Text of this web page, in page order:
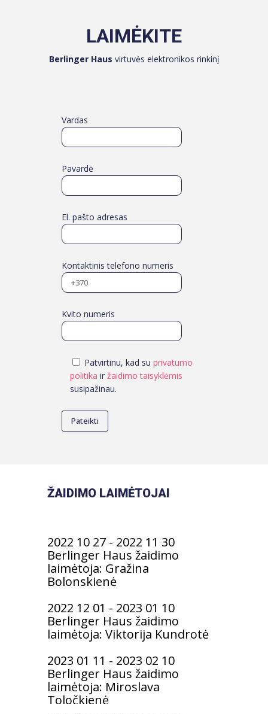
LAIMĖKITE
Berlinger Haus virtuvės elektronikos rinkinį
Vardas
Pavardė
El. pašto adresas
Kontaktinis telefono numeris
Kvito numeris
Patvirtinu, kad su privatumo
politika ir žaidimo taisyklėmis
susipažinau.
ŽAIDIMO LAIMĖTOJAI
2022 10 27 - 2022 11 30
Berlinger Haus žaidimo
laimėtoja: Gražina
Bolonskienė
2022 12 01 - 2023 01 10
Berlinger Haus žaidimo
laimėtoja: Viktorija Kundrotė
2023 01 11 - 2023 02 10
Berlinger Haus žaidimo
laimėtoja: Miroslava
Toločkienė